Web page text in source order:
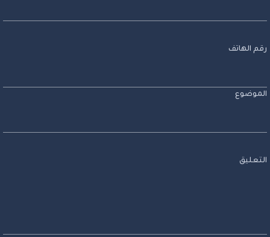
رقم الهاتف
الموضوع
التعليق